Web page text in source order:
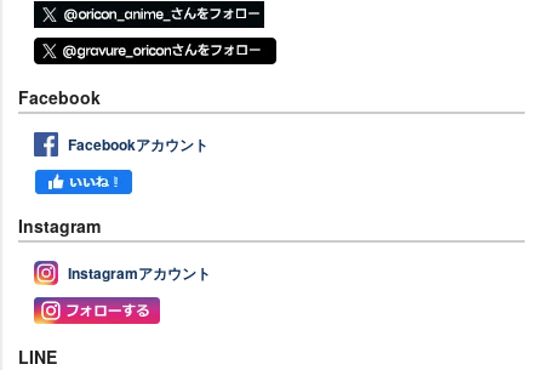
Facebook
Facebookアカウント
Instagram
Instagramアカウント
LINE